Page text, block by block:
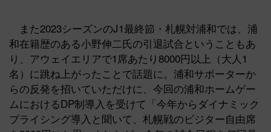
また2023シーズンのJ1最終節・札幌対浦和では、浦
和在籍歴のある小野伸二氏の引退試合ということもあ
り、アウェイエリアで1席あたり8000円以上（大人1
名）に跳ね上がったことで話題に。浦和サポーターか
らの反発を招いていただけに、今回の浦和ホームゲー
ムにおけるDP制導入を受けて「今年からダイナミック
プライシング導入と聞いて、札幌戦のビジター自由席